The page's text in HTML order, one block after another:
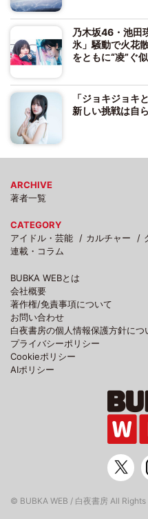
乃木坂46・池田
氷」騒動で火花
をともに“凌”ぐ
「ジョキジョキ
新しい挑戦は自
ARCHIVE
著者一覧
CATEGORY
アイドル・芸能
カルチャー
連載・コラム
BUBKA WEBとは
会社概要
著作権/免責事項について
お問い合わせ
白夜書房の個人情報保護方針につ
プライバシーポリシー
Cookieポリシー
AIポリシー
© BUBKA WEB / 白夜書房 All Rights